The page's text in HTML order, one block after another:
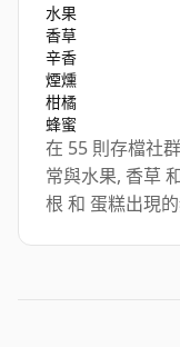
水果
香草
辛香
煙燻
柑橘
蜂蜜
在 55 則存檔社
常與水果, 香草
根 和 蛋糕出現